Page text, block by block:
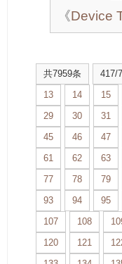
《Device
共7959条 417/
13
14 15
29
30 31
45
46 47
61
62 63
77
78 79
93
94 95
107
108
120
121